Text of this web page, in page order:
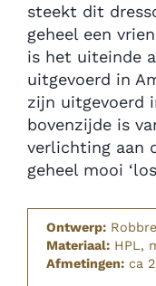
steekt dit
geheel een
is het uiteinde
uitgevoerd in
zijn uitgevoerd
bovenzijde is
verlichting aan
geheel mooi
Ontwerp:
Materiaal: HPL,
Afmetingen: ca